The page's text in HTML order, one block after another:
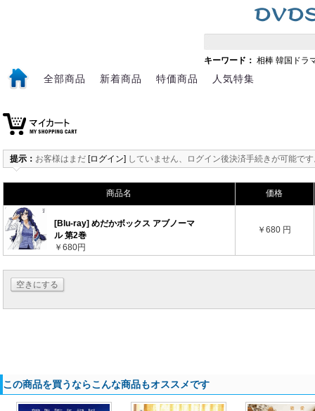
キーワード： 相棒 韓国ドラ
全部商品 新着商品 特価商品 人気特集
提示： お客様はまだ [ログイン] していません、ログイン後決済手続きが可能で
商品名 価格
[Blu-ray] めだかボックス アブノーマ
ル 第2巻
￥680円
￥680 円
空きにする
この商品を買うならこんな商品もオススメです